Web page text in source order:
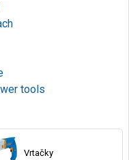
tools
Vrtačky